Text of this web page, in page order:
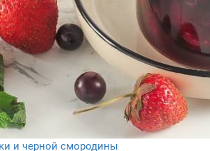
и черной смородины